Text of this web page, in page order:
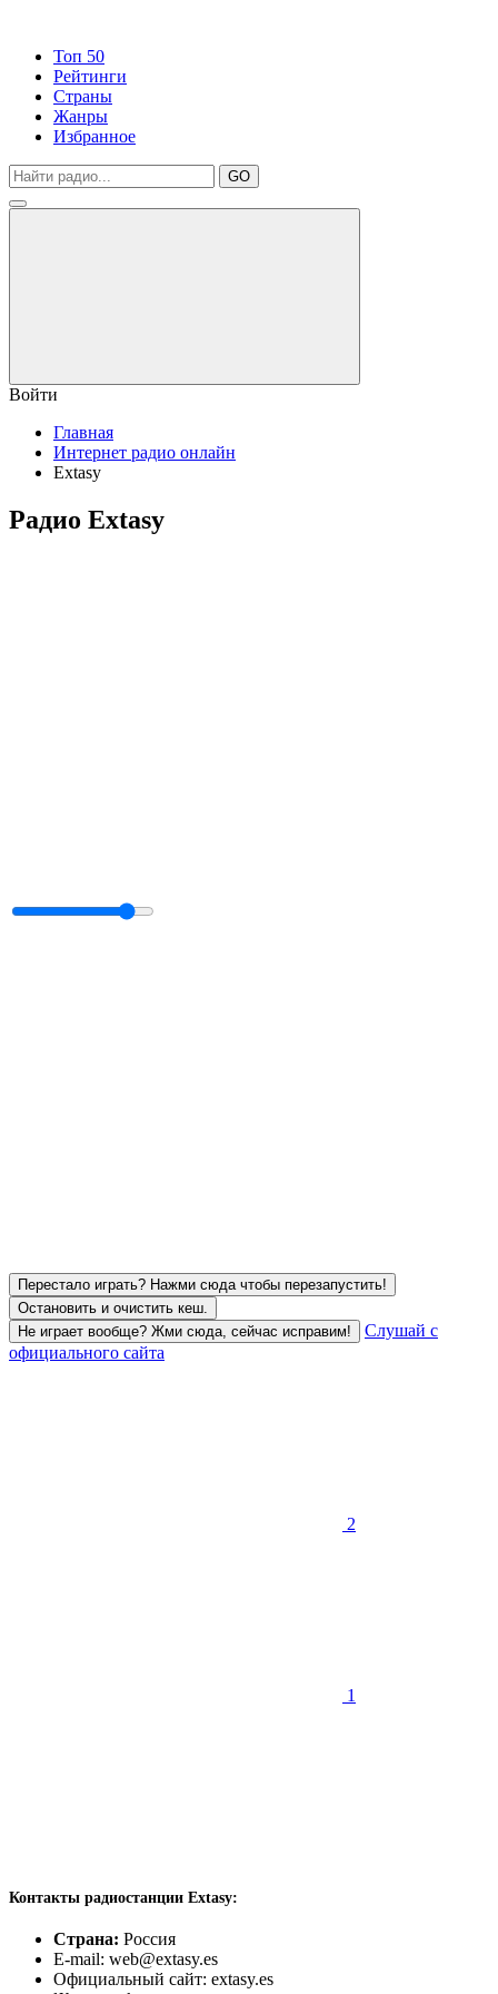
Топ 50
Рейтинги
Страны
Жанры
Избранное
GO
Войти
Главная
Интернет радио онлайн
Extasy
Радио Extasy
Перестало играть? Нажми сюда чтобы перезапустить!
Остановить и очистить кеш.
Не играет вообще? Жми сюда, сейчас исправим!
Слушай с
официального сайта
2
1
Контакты радиостанции Extasy:
Страна: Россия
E-mail: web@extasy.es
Официальный сайт: extasy.es